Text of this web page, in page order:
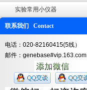
实验常用小仪器
联系我们 Contact
电话：020-82160415(5线）
邮件：genebase#vip.163.com